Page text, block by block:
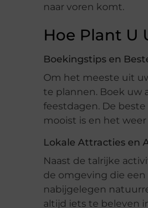
naar voren komt.
Hoe Plant U
Boekingstips en
Om het meeste uit
te plannen. Boek uw
feestdagen. De
mooist is en het weer
Lokale Attracties en
Naast de talrijke
de omgeving die een
nabijgelegen
altijd iets te beleven